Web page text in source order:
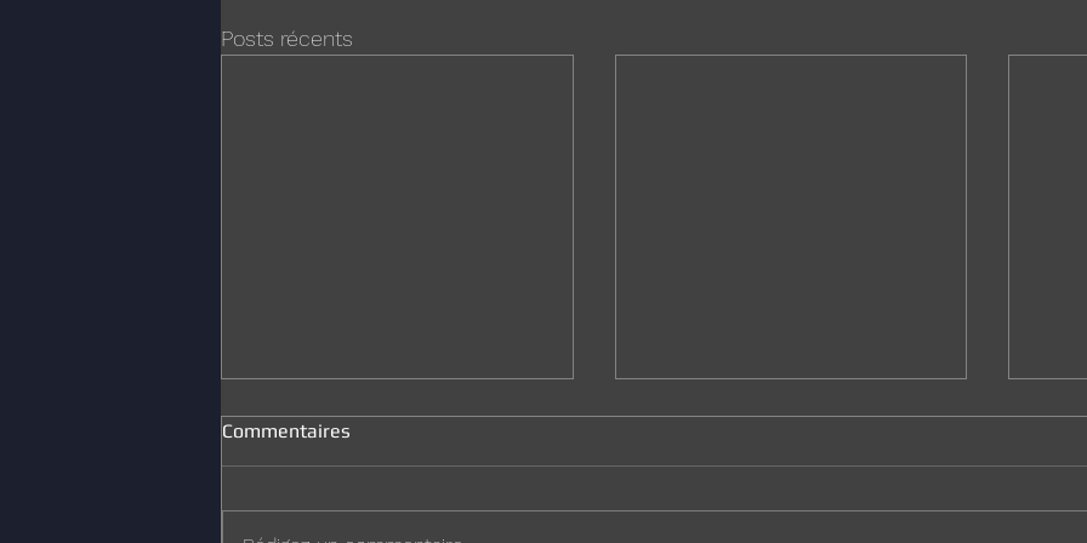
Posts récents
Joyeux Noël
Commentaires